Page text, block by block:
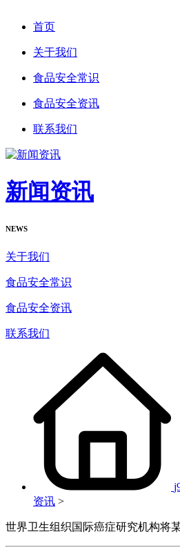
首页
关于我们
食品安全常识
食品安全资讯
联系我们
新闻资讯
NEWS
关于我们
食品安全常识
食品安全资讯
联系我们
资讯 >
世界卫生组织国际癌症研究机构将